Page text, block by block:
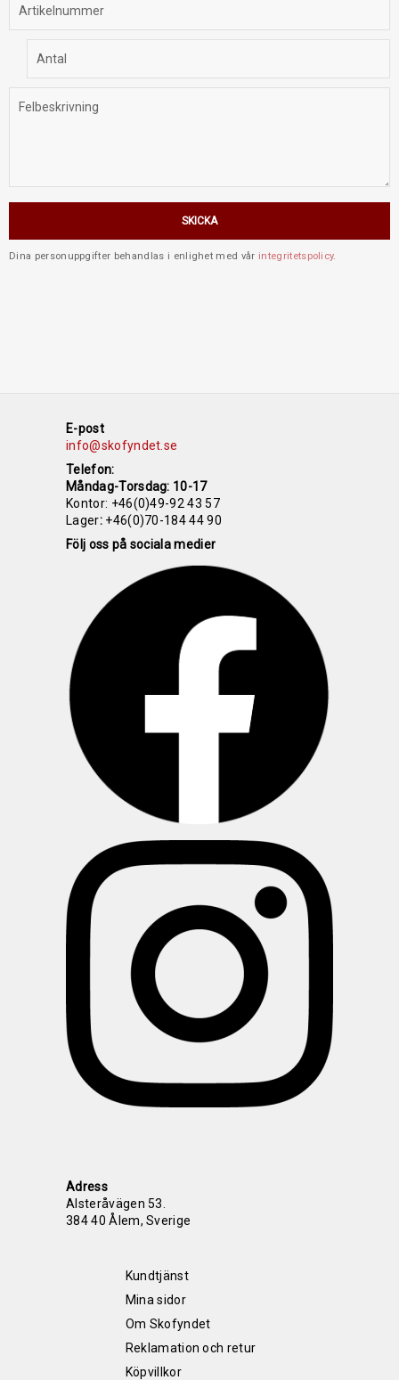
SKICKA
Dina personuppgifter behandlas i enlighet med vår integritetspolicy.
E-post
info@skofyndet.se
Telefon:
Måndag-Torsdag: 10-17
Kontor: +46(0)49-92 43 57
Lager:+46(0)70-184 44 90
Följ oss på sociala medier
Adress
Alsteråvägen 53.
384 40 Ålem, Sverige
Kundtjänst
Mina sidor
Om Skofyndet
Reklamation och retur
Köpvillkor